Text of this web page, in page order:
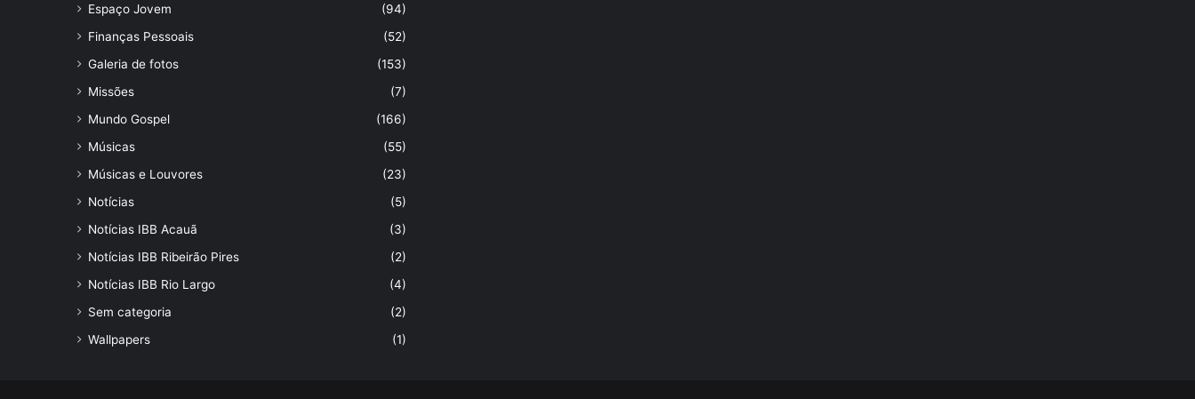
Espaço Jovem
(94)
Finanças Pessoais
(52)
Galeria de fotos
(153)
Missões
(7)
Mundo Gospel
(166)
Músicas
(55)
Músicas e Louvores
(23)
Notícias
(5)
Notícias IBB Acauã
(3)
Notícias IBB Ribeirão Pires
(2)
Notícias IBB Rio Largo
(4)
Sem categoria
(2)
Wallpapers
(1)